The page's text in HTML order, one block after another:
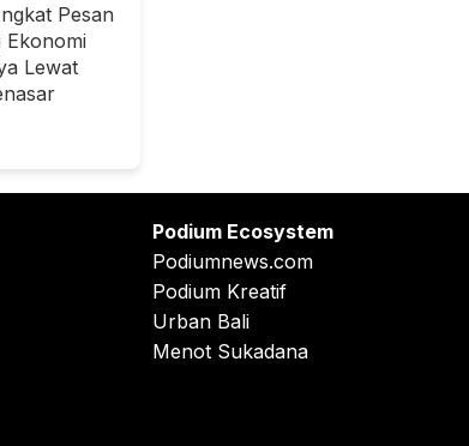
Pesan
Ekonomi
Lewat
Podium Ecosystem
Podiumnews.com
Podium Kreatif
Urban Bali
Menot Sukadana